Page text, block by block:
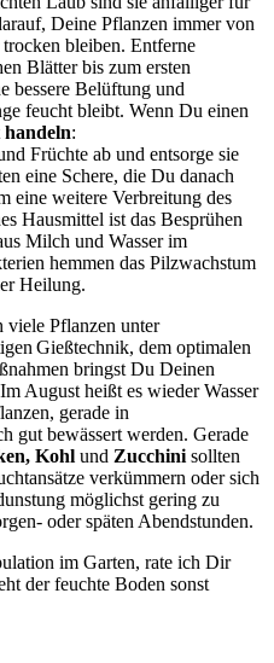
Deine Pflanzen immer von
bleiben. Entferne
Blätter bis zum ersten
bessere Belüftung und
feucht bleibt. Wenn Du einen
handeln:
Früchte ab und entsorge sie
eine Schere, die Du danach
eine weitere Verbreitung des
Hausmittel ist das Besprühen
Milch und Wasser im
hemmen das Pilzwachstum
Heilung.
viele Pflanzen unter
Gießtechnik, dem optimalen
bringst Du Deinen
August heißt es wieder Wasser
gerade in
gut bewässert werden. Gerade
Kohl und Zucchini sollten
verkümmern oder sich
möglichst gering zu
oder späten Abendstunden.
im Garten, rate ich Dir
der feuchte Boden sonst